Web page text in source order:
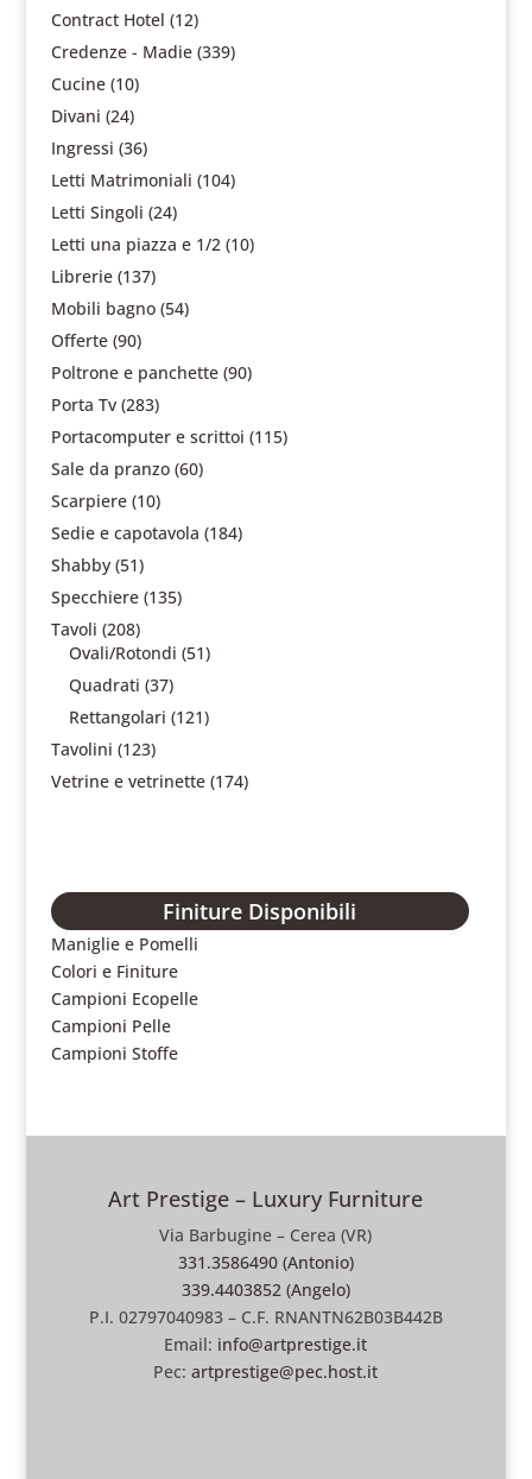
Contract Hotel (12)
Credenze - Madie (339)
Cucine (10)
Divani (24)
Ingressi (36)
Letti Matrimoniali (104)
Letti Singoli (24)
Letti una piazza e 1/2 (10)
Librerie (137)
Mobili bagno (54)
Offerte (90)
Poltrone e panchette (90)
Porta Tv (283)
Portacomputer e scrittoi (115)
Sale da pranzo (60)
Scarpiere (10)
Sedie e capotavola (184)
Shabby (51)
Specchiere (135)
Tavoli (208)
Ovali/Rotondi (51)
Quadrati (37)
Rettangolari (121)
Tavolini (123)
Vetrine e vetrinette (174)
Finiture Disponibili
Maniglie e Pomelli
Colori e Finiture
Campioni Ecopelle
Campioni Pelle
Campioni Stoffe
Art Prestige – Luxury Furniture
Via Barbugine – Cerea (VR)
331.3586490 (Antonio)
339.4403852 (Angelo)
P.I. 02797040983 – C.F. RNANTN62B03B442B
Email: info@artprestige.it
Pec:artprestige@pec.host.it